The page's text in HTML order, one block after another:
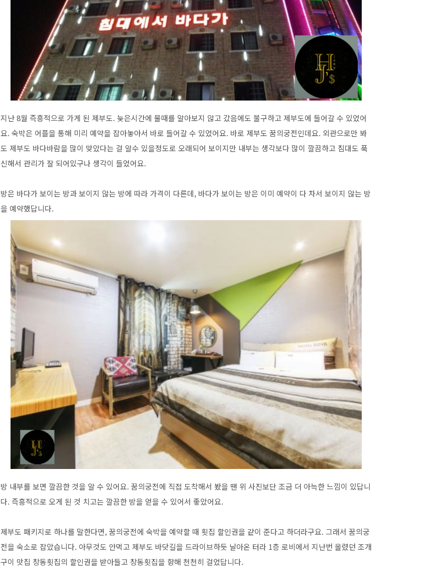
지난 8월 즉흥적으로 가게 된 제부도. 늦은시간에 물때를 알아보지 않고 갔음에도 불구하고 제부도에 들어갈 수 있었어
요. 숙박은 어플을 통해 미리 예약을 잡아놓아서 바로 들어갈 수 있었어요. 바로 제부도 꿈의궁전인데요. 외관으로만 봐
도 제부도 바다바람을 많이 맞았다는 걸 알수 있을정도로 오래되어 보이지만 내부는 생각보다 많이 깔끔하고 침대도 푹
신해서 관리가 잘 되어있구나 생각이 들었어요.
방은 바다가 보이는 방과 보이지 않는 방에 따라 가격이 다른데, 바다가 보이는 방은 이미 예약이 다 차서 보이지 않는 방
을 예약했답니다.
방 내부를 보면 깔끔한 것을 알 수 있어요. 꿈의궁전에 직접 도착해서 봤을 땐 위 사진보단 조금 더 아늑한 느낌이 있답니
다. 즉흥적으로 오게 된 것 치고는 깔끔한 방을 얻을 수 있어서 좋았어요.
제부도 패키지로 하나를 말한다면, 꿈의궁전에 숙박을 예약할 때 횟집 할인권을 같이 준다고 하더라구요. 그래서 꿈의궁
전을 숙소로 잡았습니다. 아무것도 안먹고 제부도 바닷길을 드라이브하듯 날아온 터라 1층 로비에서 지난번 올렸던 조개
구이 맛집 창동횟집의 할인권을 받아들고 창동횟집을 향해 천천히 걸었답니다.